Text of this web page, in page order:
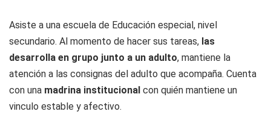
Asiste a una escuela de Educación especial, nivel
secundario. Al momento de hacer sus tareas, las
desarrolla en grupo junto a un adulto, mantiene la
atención a las consignas del adulto que acompaña. Cuenta
con una madrina institucional con quién mantiene un
vinculo estable y afectivo.